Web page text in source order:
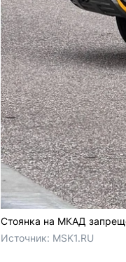
Стоянка на МКАД
Источник: MSK1.RU